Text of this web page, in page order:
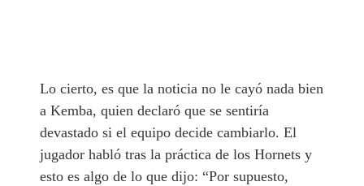
Lo cierto, es que la noticia no le cayó nada bien
a Kemba, quien declaró que se sentiría
devastado si el equipo decide cambiarlo. El
jugador habló tras la práctica de los Hornets y
esto es algo de lo que dijo: “Por supuesto,